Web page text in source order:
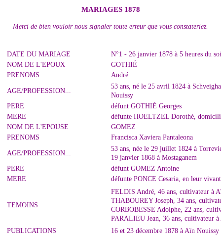
MARIAGES 1878
Merci de bien vouloir nous signaler toute erreur que vous constateriez.
DATE DU MARIAGE
N°1 - 26 janvier 1878 à 5 heures du
NOM DE L'EPOUX
GOTHIÉ
PRENOMS
André
AGE/PROFESSION...
53 ans, né le 25 avril 1824 à
Nouissy
PERE
défunt GOTHIÉ Georges
MERE
défunte HOELTZEL Dorothé,
NOM DE L'EPOUSE
GOMEZ
PRENOMS
Francisca Xaviera Pantaleona
AGE/PROFESSION...
53 ans, née le 29 juillet 1824 à
19 janvier 1868 à Mostaganem
PERE
défunt GOMEZ Antoine
MERE
défunte PONCE Cesaria, en leur
TEMOINS
FELDIS André, 46 ans, cultivateur à
THABOUREY Joseph, 34 ans,
CORBOBESSE Adolphe, 22 ans,
PARALIEU Jean, 36 ans, cultivateur
PUBLICATIONS
16 et 23 décembre 1878 à Aïn Nouissy